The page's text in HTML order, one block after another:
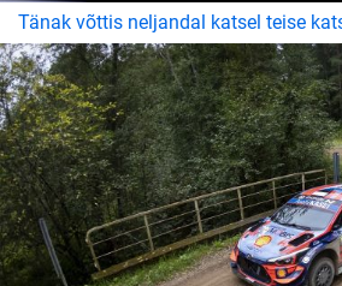
Tänak võttis neljandal katsel teise